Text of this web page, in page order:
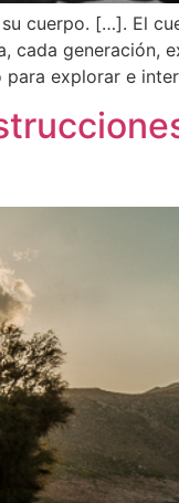
cuerpo. […]. El
generación,
para explorar e